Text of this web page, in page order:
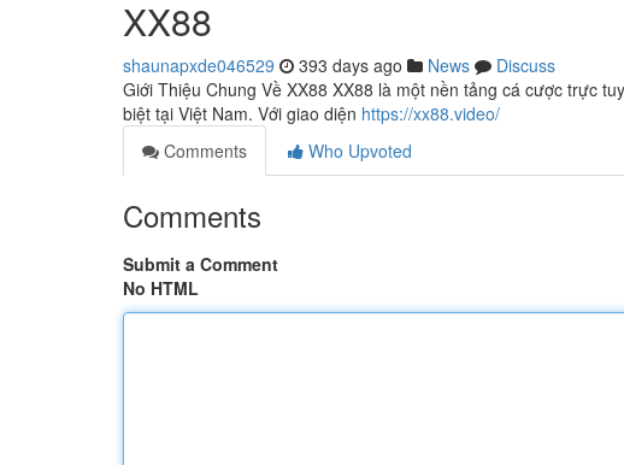
XX88
shaunapxde046529 393 days ago News
Discuss
Giới Thiệu Chung Về XX88 XX88 là một nền tảng cá cược trực
biệt tại Việt Nam. Với giao diện https://xx88.video/
Comments
Who Upvoted
Comments
Submit a Comment
No HTML